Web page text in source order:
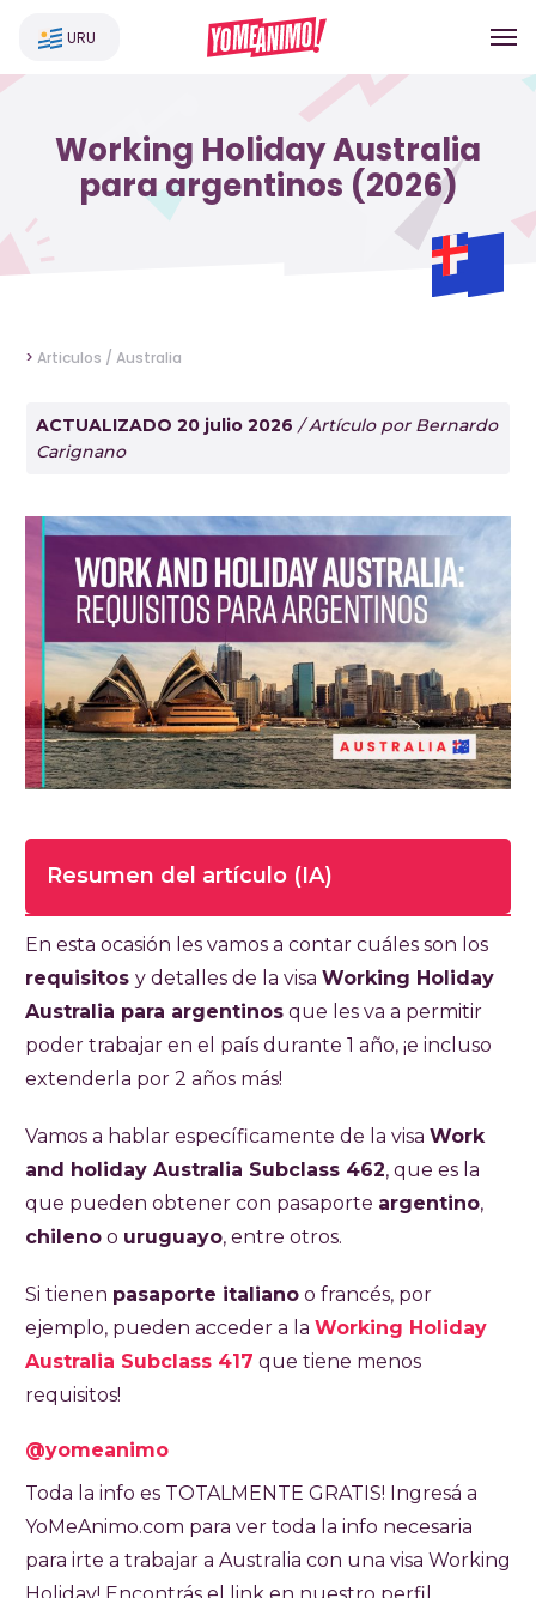
URU
Working Holiday Australia
para argentinos (2026)
> Articulos / Australia
ACTUALIZADO 20 julio 2026 / Artículo por Bernardo
Carignano
Resumen del artículo (IA)
Tiempo de lectura completa del artículo
7-8 minutos
La visa Work and Holiday Subclass 462
permite a argentinos trabajar y viajar por
extender la estadía hasta por dos años más.
Para aplicar es necesario tener entre 18 y 30
años, pasaporte argentino con al menos seis
meses de validez, conocimientos de inglés
dos años de universidad, fondos mínimos de
AUD 5000 (aproximadamente USD 3200) y
seguro de salud durante toda la estadía. No
se puede aplicar desde Australia ni viajar con
hijos a cargo. El trámite es 100 % online y el
argentinos con tarjeta, PayPal u otros
métodos. Una vez aprobada, se tiene un año
para ingresar al país, y desde el ingreso
En esta ocasión les vamos a contar cuáles son los
requisitos y detalles de la visa Working Holiday
Australia para argentinos que les va a permitir
poder trabajar en el país durante 1 año, ¡e incluso
extenderla por 2 años más!
Vamos a hablar específicamente de la visa Work
and holiday Australia Subclass 462, que es la
que pueden obtener con pasaporte argentino,
chileno o uruguayo, entre otros.
Si tienen pasaporte italiano o francés, por
ejemplo, pueden acceder a la Working Holiday
Australia Subclass 417 que tiene menos
requisitos!
@yomeanimo
Toda la info es TOTALMENTE GRATIS! Ingresá a
YoMeAnimo.com para ver toda la info necesaria
para irte a trabajar a Australia con una visa Working